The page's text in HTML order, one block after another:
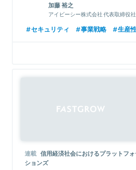
加藤 裕之
アイビーシー株式会社 代表取締役
大学卒業後、大手化学素材メーカーに入
ク系ベンチャーで取締役を務めた後、
「kusabi™」で注目を集める他、グループ
ロックチェーン技術を導入したインシュ
関連情報をみる
セキュリティ 事業戦略 生産
連載 信用経済社会におけるプラットフ
ションズ